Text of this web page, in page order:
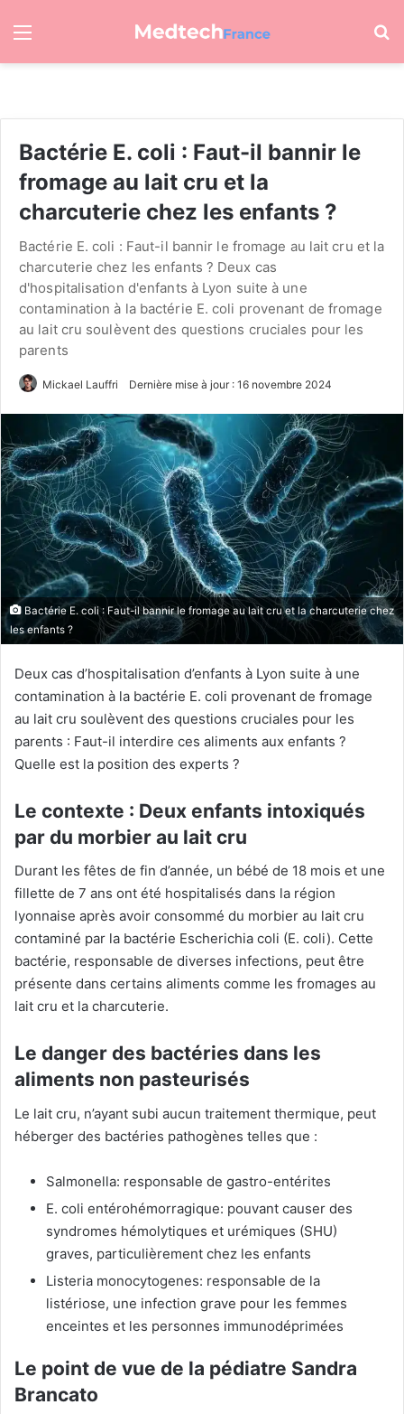
Menu
Bactérie E. coli : Faut-il bannir le
fromage au lait cru et la
charcuterie chez les enfants ?
Bactérie E. coli : Faut-il bannir le fromage au lait cru et la
charcuterie chez les enfants ? Deux cas
d'hospitalisation d'enfants à Lyon suite à une
contamination à la bactérie E. coli provenant de fromage
au lait cru soulèvent des questions cruciales pour les
parents
Mickael Lauffri Dernière mise à jour : 16 novembre 2024
Bactérie E. coli : Faut-il bannir le fromage au lait cru et la charcuterie chez
les enfants ?
Deux cas d’hospitalisation d’enfants à Lyon suite à une
contamination à la bactérie E. coli provenant de fromage
au lait cru soulèvent des questions cruciales pour les
parents : Faut-il interdire ces aliments aux enfants ?
Quelle est la position des experts ?
Le contexte : Deux enfants intoxiqués
par du morbier au lait cru
Durant les fêtes de fin d’année, un bébé de 18 mois et une
fillette de 7 ans ont été hospitalisés dans la région
lyonnaise après avoir consommé du morbier au lait cru
contaminé par la bactérie Escherichia coli (E. coli). Cette
bactérie, responsable de diverses infections, peut être
présente dans certains aliments comme les fromages au
lait cru et la charcuterie.
Le danger des bactéries dans les
aliments non pasteurisés
Le lait cru, n’ayant subi aucun traitement thermique, peut
héberger des bactéries pathogènes telles que :
Salmonella: responsable de gastro-entérites
E. coli entérohémorragique: pouvant causer des
syndromes hémolytiques et urémiques (SHU)
graves, particulièrement chez les enfants
Listeria monocytogenes: responsable de la
listériose, une infection grave pour les femmes
enceintes et les personnes immunodéprimées
Le point de vue de la pédiatre Sandra
Brancato